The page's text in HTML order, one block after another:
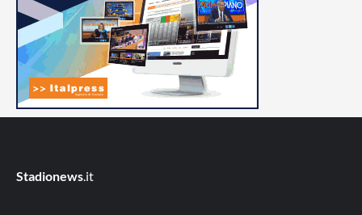
Stadionews.it